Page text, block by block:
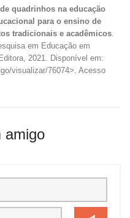
quadrinhos na educação
para o ensino de
tradicionais e acadêmicos.
em Educação em
2021. Disponível em:
visualizar/76074>. Acesso
amigo